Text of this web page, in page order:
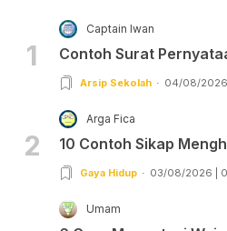
1
Captain Iwan
Contoh Surat
Arsip Sekolah 04/08/2026
2
Arga Fica
10 Contoh Sikap
Gaya Hidup 03/08/2026 |
Umam